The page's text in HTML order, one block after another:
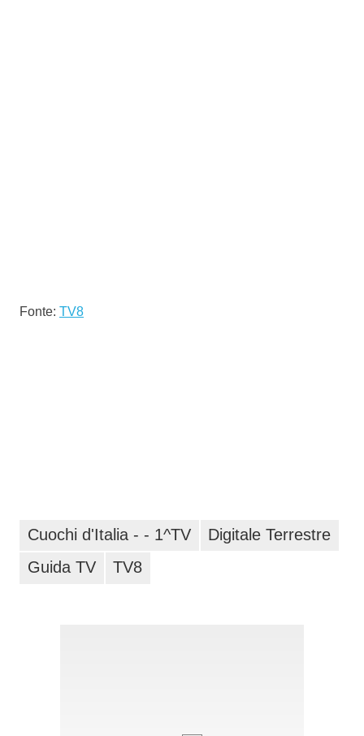
Fonte: TV8
Cuochi d'Italia - - 1^TV
Digitale Terrestre
Guida TV
TV8